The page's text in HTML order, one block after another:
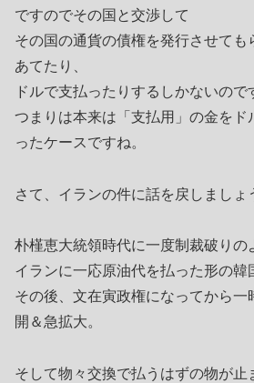
ですのでその国と交渉して
その国の通貨の債権を発行させても
あてたり、
ドルで支払ったりするしかないので
つまりは本来は「支払用」の金をド
ったケースですね。
さて、イランの件に話を戻しましょ
朴槿恵大統領時代に一度制裁破りの
イランに一応原油代を払った形の韓
その後、文在寅政権になってから一
開＆急拡大。
そして物々交換で払うはずの物が止